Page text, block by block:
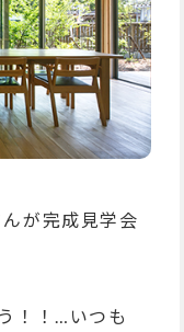
が完成見学会
！！…いつも